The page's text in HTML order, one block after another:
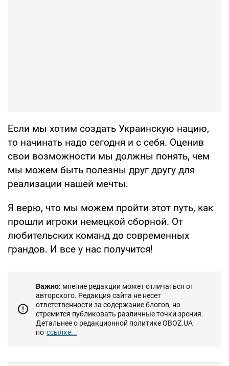
Если мы хотим создать Украинскую нацию,
то начинать надо сегодня и с себя. Оценив
свои возможности мы должны понять, чем
мы можем быть полезны друг другу для
реализации нашей мечты.
Я верю, что мы можем пройти этот путь, как
прошли игроки немецкой сборной. От
любительских команд до современных
грандов. И все у нас получится!
Важно: мнение редакции может отличаться от
авторского. Редакция сайта не несет
ответственности за содержание блогов, но
стремится публиковать различные точки зрения.
Детальнее о редакционной политике OBOZ.UA
по ссылке...